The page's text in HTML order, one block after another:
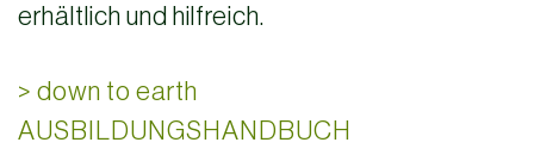
erhältlich und hilfreich.
> down to earth
AUSBILDUNGSHANDBUCH